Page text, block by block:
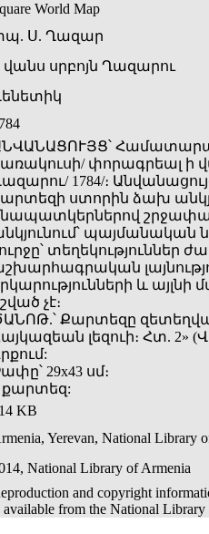
World Map
Ս. Ղազար
վանս սրբոյն Ղազարու
փորագրեալ ի
1784/։
ստորին ձախ
պայմանական
տեղեկություններ
և
չէ։
Քարտեզը
լեզուի։ Հտ. 2»
29x43 սմ։
քարտեզ:
KB
Yerevan, National Library
National Library of Armenia
and copyright
available from the National Library